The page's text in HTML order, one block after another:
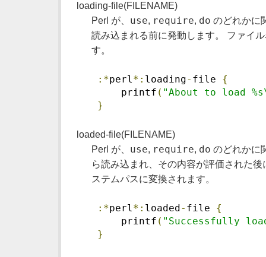
loading-file(FILENAME)
Perl が、 use, require, do のどれかに
読み込まれる前に発動します。 ファイ
す。
:*perl *: loading- file {
printf ( "About to load
}
loaded-file(FILENAME)
Perl が、 use, require, do のどれかに
ら読み込まれ、その内容が評価された
ステムパスに変換されます。
:*perl*: loaded- file {
printf ( "Successfully
}